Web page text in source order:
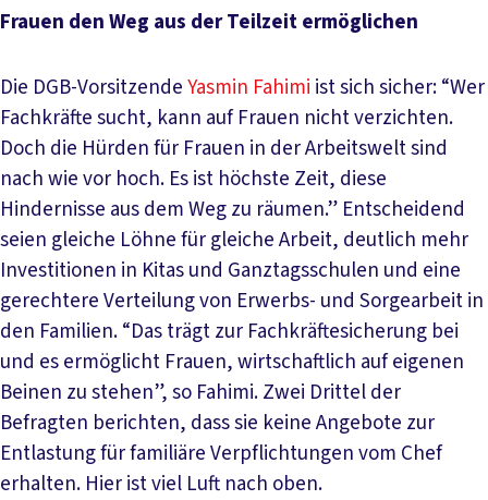
Frauen den Weg aus der Teilzeit ermöglichen
Die DGB-VorsitzendeYasmin Fahimi ist sich sicher: “Wer
Fachkräfte sucht, kann auf Frauen nicht verzichten.
Doch die Hürden für Frauen in der Arbeitswelt sind
nach wie vor hoch. Es ist höchste Zeit, diese
Hindernisse aus dem Weg zu räumen.” Entscheidend
seien gleiche Löhne für gleiche Arbeit, deutlich mehr
Investitionen in Kitas und Ganztagsschulen und eine
gerechtere Verteilung von Erwerbs- und Sorgearbeit in
den Familien. “Das trägt zur Fachkräftesicherung bei
und es ermöglicht Frauen, wirtschaftlich auf eigenen
Beinen zu stehen”, so Fahimi. Zwei Drittel der
Befragten berichten, dass sie keine Angebote zur
Entlastung für familiäre Verpflichtungen vom Chef
erhalten. Hier ist viel Luft nach oben.